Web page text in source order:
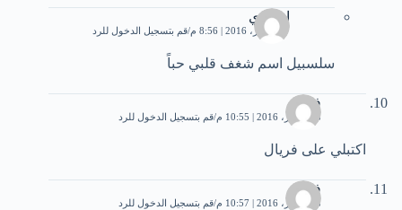
اوسوي
27 فبراير، 2016 | 8:56 م قم بتسجيل الدخول للرد
سلسبيل اسم شغف قلبي حباً
فوفو
18 أكتوبر، 2016 | 10:55 م قم بتسجيل الدخول للرد
اكتبلي على فريال
فوفو
18 أكتوبر، 2016 | 10:57 م قم بتسجيل الدخول للرد